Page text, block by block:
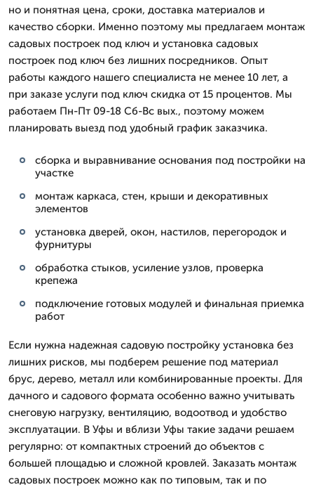
но и понятная цена, сроки, доставка материалов и
качество сборки. Именно поэтому мы предлагаем монтаж
садовых построек под ключ и установка садовых
построек под ключ без лишних посредников. Опыт
работы каждого нашего специалиста не менее 10 лет, а
при заказе услуги под ключ скидка от 15 процентов. Мы
работаем Пн-Пт 09-18 Сб-Вс вых., поэтому можем
планировать выезд под удобный график заказчика.
сборка и выравнивание основания под постройки на
участке
монтаж каркаса, стен, крыши и декоративных
элементов
установка дверей, окон, настилов, перегородок и
фурнитуры
обработка стыков, усиление узлов, проверка
крепежа
подключение готовых модулей и финальная приемка
работ
Если нужна надежная садовую постройку установка без
лишних рисков, мы подберем решение под материал
брус, дерево, металл или комбинированные проекты. Для
дачного и садового формата особенно важно учитывать
снеговую нагрузку, вентиляцию, водоотвод и удобство
эксплуатации. В Уфы и вблизи Уфы такие задачи решаем
регулярно: от компактных строений до объектов с
большей площадью и сложной кровлей. Заказать монтаж
садовых построек можно как по типовым, так и по